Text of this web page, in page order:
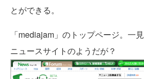
とができる。
「mediajam」のトップページ。一
ニュースサイトのようだが？